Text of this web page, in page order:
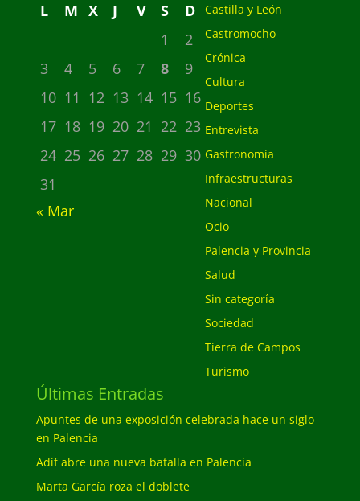
L M X J V S
D
1
2
3
4 5 6 7 8
9
10 11 12 13 14 15 16
17 18 19 20 21 22 23
24 25 26 27 28 29 30
31
« Mar
Castilla y León
Castromocho
Crónica
Cultura
Deportes
Entrevista
Gastronomía
Infraestructuras
Nacional
Ocio
Palencia y Provincia
Salud
Sin categoría
Sociedad
Tierra de Campos
Turismo
Últimas Entradas
Apuntes de una exposición celebrada hace un siglo
en Palencia
Adif abre una nueva batalla en Palencia
Marta García roza el doblete